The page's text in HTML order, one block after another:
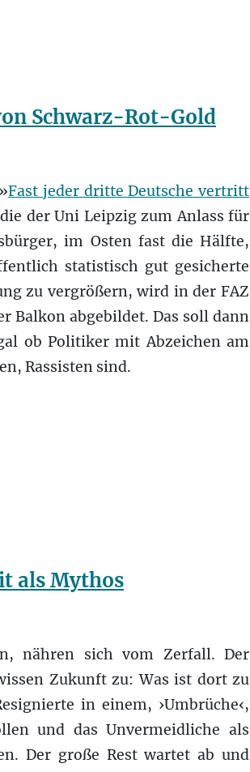
Schwarz-Rot-Gold
Fast jeder dritte Deutsche vertritt
der Uni Leipzig zum Anlass für
im Osten fast die Hälfte,
statistisch gut gesicherte
zu vergrößern, wird in der FAZ
Balkon abgebildet. Das soll dann
ob Politiker mit Abzeichen am
Rassisten sind.
als Mythos
nähren sich vom Zerfall. Der
Zukunft zu: Was ist dort zu
in einem, ›Umbrüche‹,
und das Unvermeidliche als
Der große Rest wartet ab und